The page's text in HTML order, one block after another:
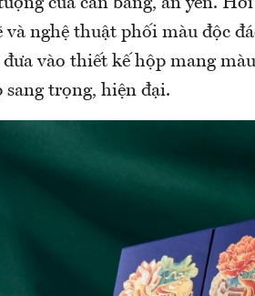
và nghệ thuật phối màu độc
vào thiết kế hộp mang
sang trọng, hiện đại.